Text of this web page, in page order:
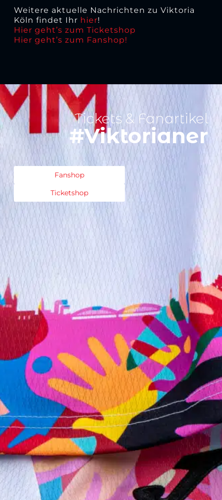
Weitere aktuelle Nachrichten zu Viktoria
Köln findet Ihr hier!
Hier geht’s zum Ticketshop
Hier geht’s zum Fanshop!
Tickets & Fanartikel
#Viktorianer
Fanshop
Ticketshop